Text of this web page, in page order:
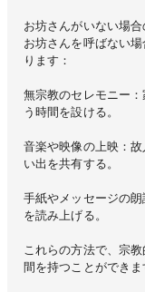
お坊さんがいない場合
お坊さんを呼ばない
ります：
無宗教のセレモニー
う時間を設ける。
音楽や映像の上映：
い出を共有する。
手紙やメッセージの
を読み上げる。
これらの方法で、宗
間を持つことができま